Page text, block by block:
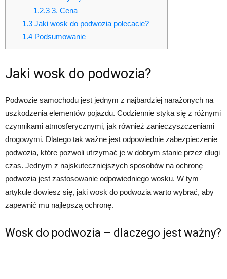
1.2.3 3. Cena
1.3Jaki wosk do podwozia polecacie?
1.4Podsumowanie
Jaki wosk do podwozia?
Podwozie samochodu jest jednym z najbardziej narażonych na
uszkodzenia elementów pojazdu. Codziennie styka się z różnymi
czynnikami atmosferycznymi, jak również zanieczyszczeniami
drogowymi. Dlatego tak ważne jest odpowiednie zabezpieczenie
podwozia, które pozwoli utrzymać je w dobrym stanie przez długi
czas. Jednym z najskuteczniejszych sposobów na ochronę
podwozia jest zastosowanie odpowiedniego wosku. W tym
artykule dowiesz się, jaki wosk do podwozia warto wybrać, aby
zapewnić mu najlepszą ochronę.
Wosk do podwozia – dlaczego jest ważny?